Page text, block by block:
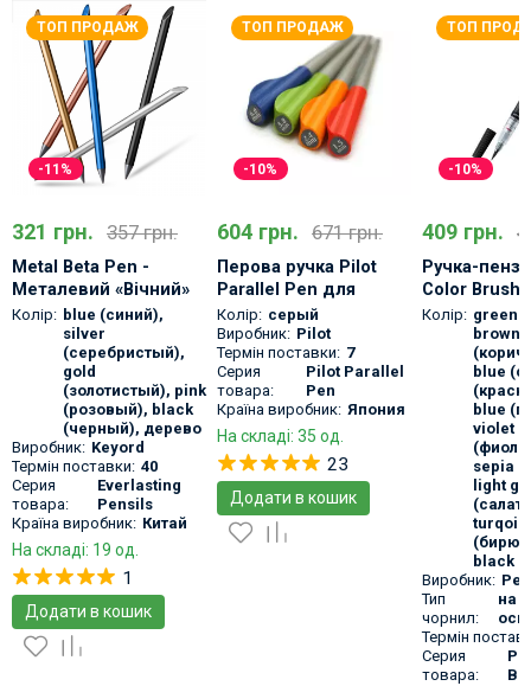
ТОП ПРОДАЖ
-11%
321 грн. 357 грн.
Metal Beta Pen -
Металевий «Вічний»
олівець
Колір: blue (синий),
silver
(серебристый),
gold
(золотистый), pink
(розовый), black
(черный), дерево
Виробник: Keyord
Термін поставки: 40
Серия
товара:
Everlasting
Pensils
Країна виробник: Китай
На складі: 19 од.
1
Додати в кошик
ТОП ПРОДАЖ
-10%
604 грн. 671 грн.
Перова ручка Pilot
Parallel Pen для
каліграфії з плоским
пером
Колір: серый
Виробник: Pilot
Термін поставки: 7
Серия
товара:
Pilot Parallel
Pen
Країна виробник: Япония
На складі: 35 од.
23
Додати в кошик
ТОП
-10%
409 грн.
Ручка-
Color Brush
Колір: green
brown
blue
blue
violet
sepia
light
black
Виробник:
Тип
чорнил:
на
Термін
Серия
товара: